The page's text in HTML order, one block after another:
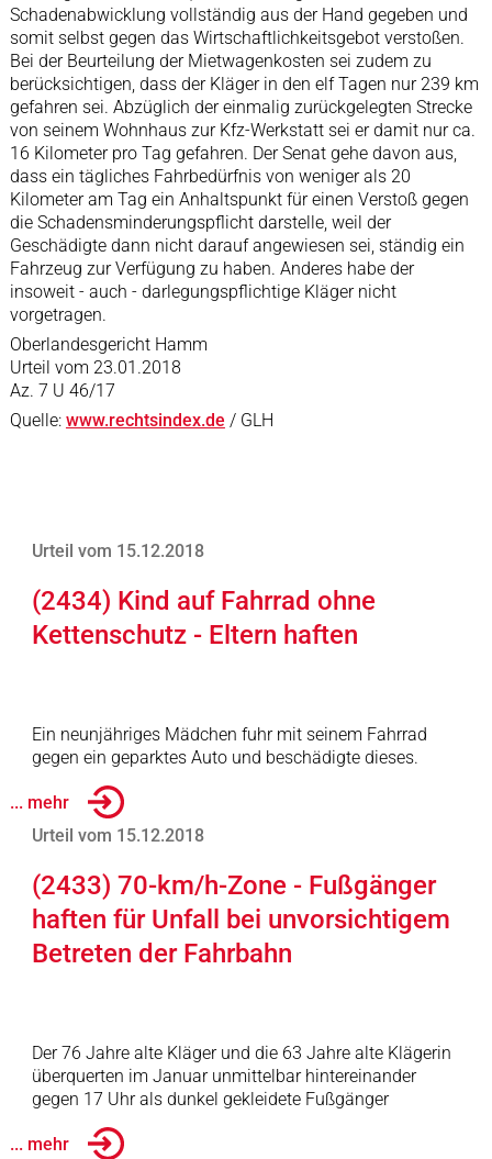
Schadenabwicklung vollständig aus der Hand gegeben und
somit selbst gegen das Wirtschaftlichkeitsgebot verstoßen.
Bei der Beurteilung der Mietwagenkosten sei zudem zu
berücksichtigen, dass der Kläger in den elf Tagen nur 239 km
gefahren sei. Abzüglich der einmalig zurückgelegten Strecke
von seinem Wohnhaus zur Kfz-Werkstatt sei er damit nur ca.
16 Kilometer pro Tag gefahren. Der Senat gehe davon aus,
dass ein tägliches Fahrbedürfnis von weniger als 20
Kilometer am Tag ein Anhaltspunkt für einen Verstoß gegen
die Schadensminderungspflicht darstelle, weil der
Geschädigte dann nicht darauf angewiesen sei, ständig ein
Fahrzeug zur Verfügung zu haben. Anderes habe der
insoweit - auch - darlegungspflichtige Kläger nicht
vorgetragen.
Oberlandesgericht Hamm
Urteil vom 23.01.2018
Az. 7 U 46/17
Quelle: www.rechtsindex.de / GLH
Urteil vom 15.12.2018
(2434) Kind auf Fahrrad ohne
Kettenschutz - Eltern haften
Ein neunjähriges Mädchen fuhr mit seinem Fahrrad
gegen ein geparktes Auto und beschädigte dieses.
... mehr
Urteil vom 15.12.2018
(2433) 70-km/h-Zone - Fußgänger
haften für Unfall bei unvorsichtigem
Betreten der Fahrbahn
Der 76 Jahre alte Kläger und die 63 Jahre alte Klägerin
überquerten im Januar unmittelbar hintereinander
gegen 17 Uhr als dunkel gekleidete Fußgänger
... mehr